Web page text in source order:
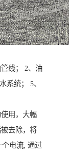
线； 2、油
系统； 5、
用，大幅
去除，将
个电流, 通过